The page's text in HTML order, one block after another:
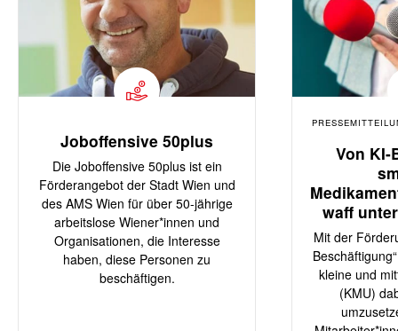
Joboffensive 50plus
Die Joboffensive 50plus ist ein
Förderangebot der Stadt Wien und
des AMS Wien für über 50-jährige
arbeitslose Wiener*innen und
Organisationen, die Interesse
haben, diese Personen zu
beschäftigen.
Von KI-
waff
Mit der
kleine und
(KMU)